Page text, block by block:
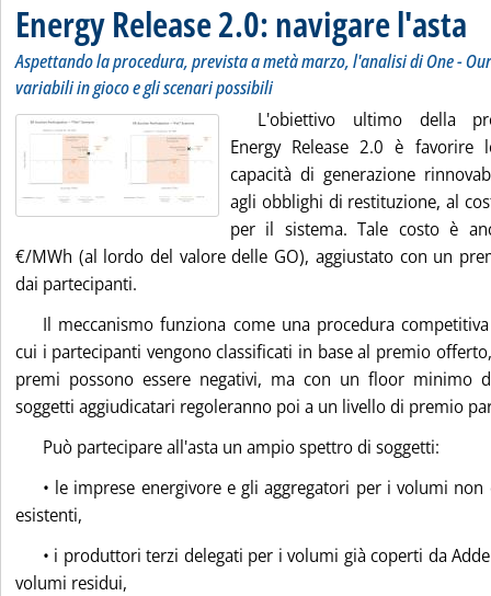
Energy Release 2.0: navigare l'asta
Aspettando la procedura, prevista a metà marzo, l'analisi di One -
variabili in gioco e gli scenari possibili
L'obiettivo ultimo della
Energy Release 2.0 è
capacità di generazione
agli obblighi di restituzione, al
per il sistema. Tale costo è
€/MWh (al lordo del valore delle GO), aggiustato con un
dai partecipanti.
Il meccanismo funziona come una procedura
cui i partecipanti vengono classificati in base al premio
premi possono essere negativi, ma con un floor minimo
soggetti aggiudicatari regoleranno poi a un livello di premio
Può partecipare all'asta un ampio spettro di soggetti:
• le imprese energivore e gli aggregatori per i volumi
esistenti,
• i produttori terzi delegati per i volumi già coperti da
volumi residui,